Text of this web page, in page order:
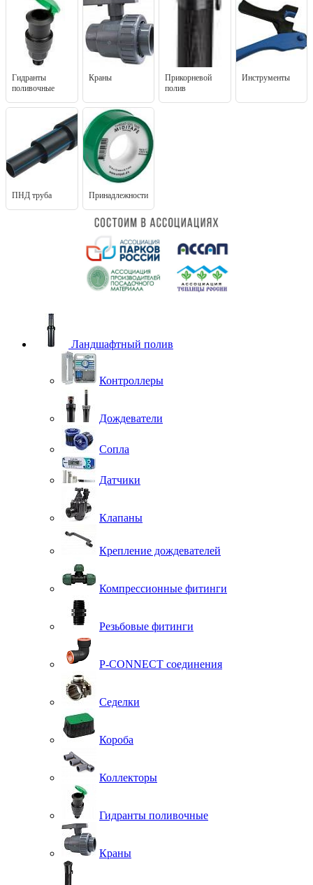
Гидранты
поливочные
Краны
Прикорневой
полив
Инструменты
ПНД труба Принадлежности
Ландшафтный полив
Контроллеры
Дождеватели
Сопла
Датчики
Клапаны
Крепление дождевателей
Компрессионные фитинги
Резьбовые фитинги
P-CONNECT соединения
Седелки
Короба
Коллекторы
Гидранты поливочные
Краны